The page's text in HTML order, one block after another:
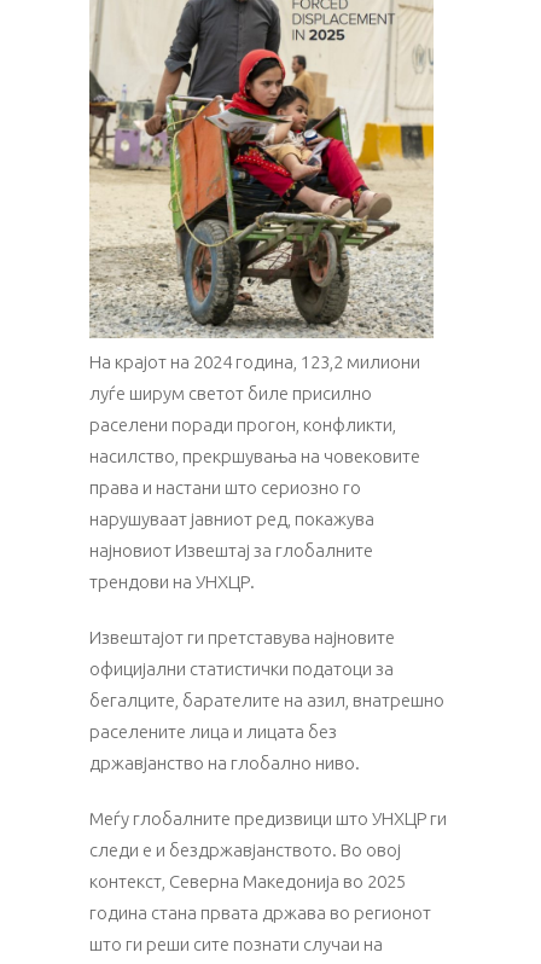
На крајот на 2024 година, 123,2 милиони
луѓе ширум светот биле присилно
раселени поради прогон, конфликти,
насилство, прекршувања на човековите
права и настани што сериозно го
нарушуваат јавниот ред, покажува
најновиот Извештај за глобалните
трендови на УНХЦР.
Извештајот ги претставува најновите
официјални статистички податоци за
бегалците, барателите на азил, внатрешно
раселените лица и лицата без
државјанство на глобално ниво.
Меѓу глобалните предизвици што УНХЦР ги
следи е и бездржавјанството. Во овој
контекст, Северна Македонија во 2025
година стана првата држава во регионот
што ги реши сите познати случаи на